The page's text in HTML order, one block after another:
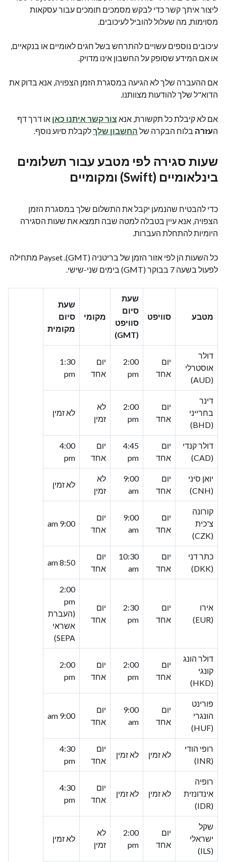
ליצור איתך קשר כדי לבקש מסמכים תומכים עבור עסקאות
מסוימות, מה שעלול להוביל לעיכובים.
עיכובים נוספים עשויים להתרחש בשל חגים לאומיים או בנקאיים,
או אם המידע שסופק על החשבון אינו מדויק.
אם ההעברה שלך לא הגיעה במסגרת הזמן הצפויה, אנא בדוק את
הדוא"ל שלך להודעות מצוותנו.
אם לא קיבלת כל תקשורת, אנא צור קשר איתנו כאן או דרך דף
העזרה בלוח הבקרה של החשבון שלךלקבלת סיוע נוסף.
שעות סגירה לפי מטבע עבור תשלומים
בינלאומיים (Swift) ומקומיים
כדי להבטיח שהנמען יקבל את התשלום שלך במסגרת הזמן
הצפויה, אנא עיין בטבלה למטה שבה תמצא את שעות הסגירה
היומיות להתחלת העברות.
כל השעות הן לפי אזור הזמן של בריטניה (GMT). Payset מתחילה
לפעול בשעה 7 בבוקר (GMT) בימים שני-שישי.
מטבע סוויפט
שעת
סיום
סוויפט
(GMT)
מקומי
שעת
סיום
מקומית
דולר
אוסטרלי
(AUD)
יום
אחד
2:00
pm
יום
אחד
1:30
pm
דינר
בחרייני
(BHD)
יום
אחד
2:00
pm
לא
זמין
לא זמין
דולר קנדי
(CAD)
יום
אחד
4:45
pm
יום
אחד
4:00
pm
יואן סיני
(CNH)
יום
אחד
9:00
am
לא
זמין
לא זמין
קורונה
צ'כית
(CZK)
יום
אחד
9:00
am
יום
אחד
9:00 am
כתר דני
(DKK)
יום
אחד
10:30
am
יום
אחד
8:50 am
אירו
(EUR)
יום
אחד
2:30
pm
יום
אחד
2:00
pm
(העברת
אשראי
SEPA)
דולר הונג
קונגי
(HKD)
יום
אחד
2:00
pm
יום
אחד
2:00
pm
פורינט
הונגרי
(HUF)
יום
אחד
9:00
am
יום
אחד
9:00 am
רופי הודי
(INR)
לא זמין לא זמין
יום
אחד
4:30
pm
רופיה
אינדונזית
(IDR)
לא זמין לא זמין
יום
אחד
4:30
pm
שקל
ישראלי
(ILS)
יום
אחד
2:00
pm
לא
זמין
לא זמין